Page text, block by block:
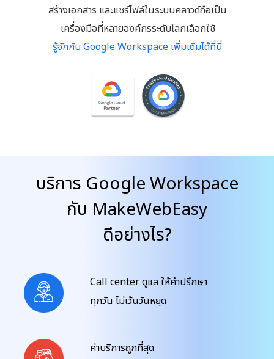
สร้างเอกสาร และแชร์ไฟล์ในระบบคลาวด์ถือเป็น
เครื่องมือที่หลายองค์กรระดับโลกเลือกใช้
รู้จักกับ Google Workspace เพิ่มเติมได้ที่นี่
บริการ Google Workspace
กับ MakeWebEasy
ดีอย่างไร?
Call center ดูแล ให้คำปรึกษา
ทุกวัน ไม่เว้นวันหยุด
ค่าบริการถูกที่สุด